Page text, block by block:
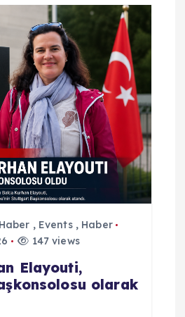
, Events, Haber
147 views
Elayouti,
olarak